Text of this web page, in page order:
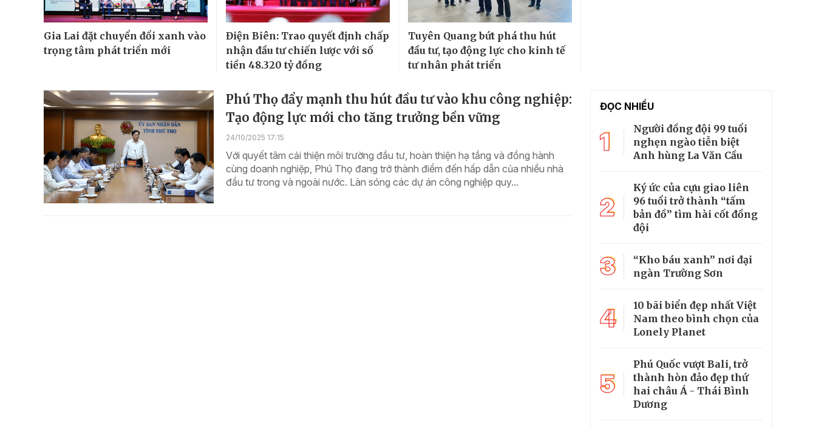
Gia Lai đặt chuyển đổi xanh vào
trọng tâm phát triển mới
Điện Biên: Trao quyết định chấp
nhận đầu tư chiến lược với số
tiền 48.320 tỷ đồng
Tuyên Quang bứt phá thu hút
đầu tư, tạo động lực cho kinh tế
tư nhân phát triển
Phú Thọ đẩy mạnh thu hút đầu tư vào khu công nghiệp:
Tạo động lực mới cho tăng trưởng bền vững
24/10/2025 17:15
Với quyết tâm cải thiện môi trường đầu tư, hoàn thiện hạ tầng và đồng hành
cùng doanh nghiệp, Phú Thọ đang trở thành điểm đến hấp dẫn của nhiều nhà
đầu tư trong và ngoài nước. Làn sóng các dự án công nghiệp quy...
ĐỌC NHIỀU
1
Người đồng đội 99 tuổi
nghẹn ngào tiễn biệt
Anh hùng La Văn Cầu
2
Ký ức của cựu giao liên
96 tuổi trở thành “tấm
bản đồ” tìm hài cốt đồng
đội
3
“Kho báu xanh” nơi đại
ngàn Trường Sơn
4
10 bãi biển đẹp nhất Việt
Nam theo bình chọn của
Lonely Planet
5
Phú Quốc vượt Bali, trở
thành hòn đảo đẹp thứ
hai châu Á - Thái Bình
Dương